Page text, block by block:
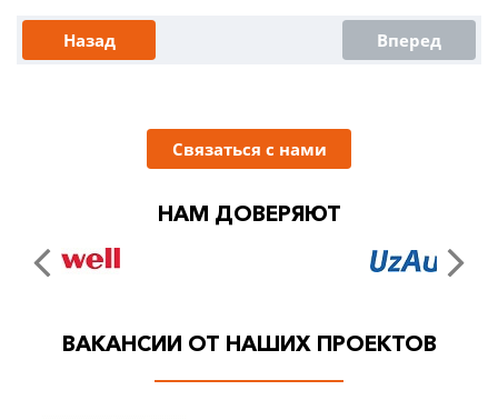
Назад Вперед
Связаться с нами
НАМ ДОВЕРЯЮТ
ВАКАНСИИ ОТ НАШИХ ПРОЕКТОВ